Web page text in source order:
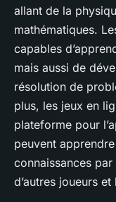
allant de la
mathématiques.
capables
mais aussi de
résolution de
plus, les jeux en
plateforme pour
peuvent
connaissances
d’autres joueurs